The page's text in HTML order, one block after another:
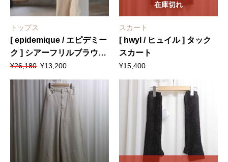
トップス
[ epidemique / エピデミー
ク ] シアーフリルブラウス
+ [ hwyl / ヒュイル ] デニム
ワイドパンツ
¥26,180
元
¥13,200
現
スカート
[ hwyl / ヒュイル ] タック
スカート
¥15,400
在庫切れ